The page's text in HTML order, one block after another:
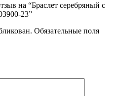
на “Браслет серебряный с
23”
Обязательные поля